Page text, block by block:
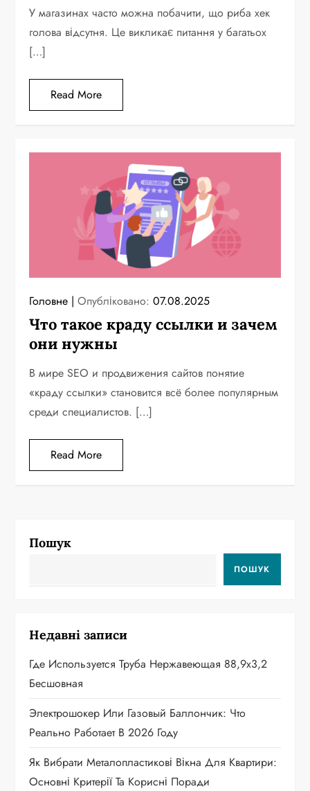
У магазинах часто можна побачити, що риба хек
голова відсутня. Це викликає питання у багатьох
[…]
Read More
Головне Опубліковано:07.08.2025
Что такое краду ссылки и зачем
они нужны
В мире SEO и продвижения сайтов понятие
«краду ссылки» становится всё более популярным
среди специалистов. […]
Read More
Пошук
ПОШУК
Недавні записи
Где Используется Труба Нержавеющая 88,9х3,2
Бесшовная
Электрошокер Или Газовый Баллончик: Что
Реально Работает В 2026 Году
Як Вибрати Металопластикові Вікна Для Квартири:
Основні Критерії Та Корисні Поради